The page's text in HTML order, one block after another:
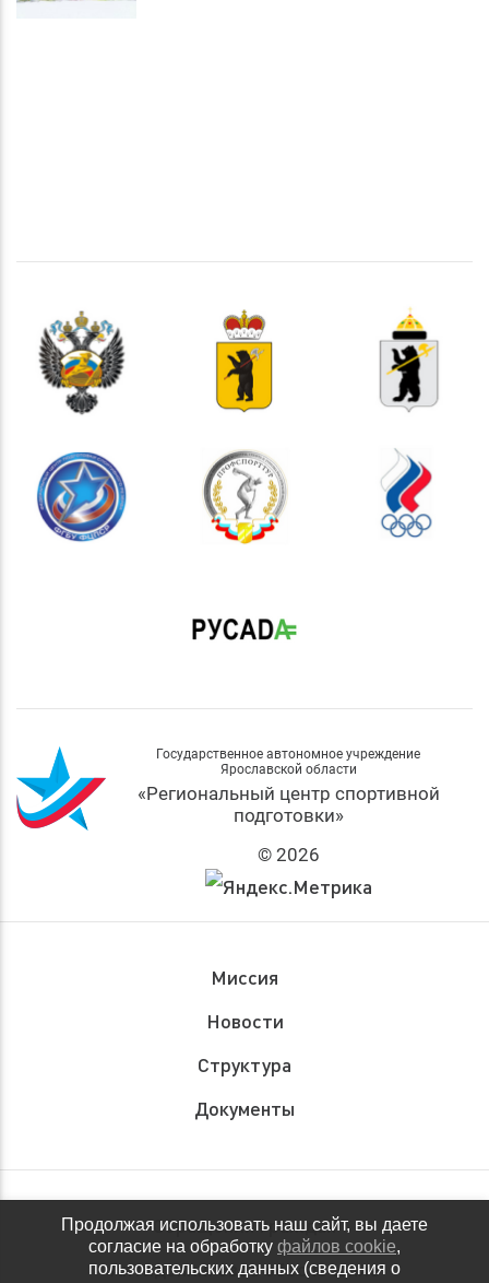
Государственное автономное учреждение
Ярославской области
«Региональный центр спортивной
подготовки»
© 2026
Миссия
Новости
Структура
Документы
Обращения граждан
Антидопинговое обеспечение
Продолжая использовать наш сайт, вы даете
согласие на обработку файлов cookie,
пользовательских данных (сведения о